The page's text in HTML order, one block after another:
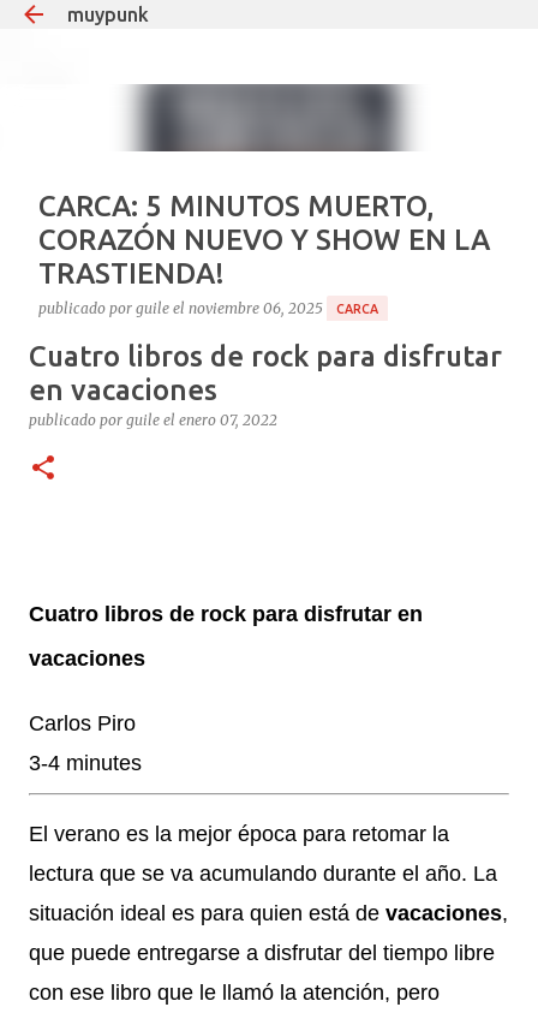
muypunk
CARCA: 5 MINUTOS MUERTO,
CORAZÓN NUEVO Y SHOW EN LA
TRASTIENDA!
publicado por guile el noviembre 06, 2025 CARCA
Si hay un tipo que puede decir “estuve muerto y volví
para dar un recital”, ese es Carca. El
multiinstrumentista que lleva 35 años haciendo ruido
Stereo en Obras y que desde 2008 le pone teclados y
minutos. Lo reviven. Sube al puesto 1 de la lista de
nuevo. 10 meses internado: graba Exultante, su disco
AM. Octubre 2025: sale el álbum. HOY, 6/11, 21 hs: La
Trastienda. Su primer show SOLISTA en DOS AÑOS.
Belgrano, todavía con la cicatriz fresca pero la púa en
la mano. Exultante en 3 frases: Rock setentoso + funk...
Cuatro libros de rock para disfrutar
en vacaciones
publicado por guile el enero 07, 2022
Cuatro libros de rock para disfrutar en
vacaciones
Carlos Piro
3-4 minutes
El verano es la mejor época para retomar la
lectura que se va acumulando durante el año. La
situación ideal es para quien está de vacaciones,
que puede entregarse a disfrutar del tiempo libre
con ese libro que le llamó la atención, pero